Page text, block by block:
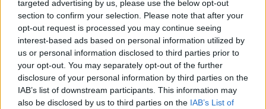
targeted advertising by us, please use the below opt-out
section to confirm your selection. Please note that after your
opt-out request is processed you may continue seeing
interest-based ads based on personal information utilized by
us or personal information disclosed to third parties prior to
your opt-out. You may separately opt-out of the further
disclosure of your personal information by third parties on the
IAB’s list of downstream participants. This information may
also be disclosed by us to third parties on the IAB’s List of
Daugiau nuotraukų (9)